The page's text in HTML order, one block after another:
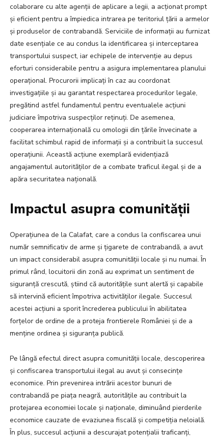
colaborare cu alte agenții de aplicare a legii, a acționat prompt
și eficient pentru a împiedica intrarea pe teritoriul țării a armelor
și produselor de contrabandă. Serviciile de informații au furnizat
date esențiale ce au condus la identificarea și interceptarea
transportului suspect, iar echipele de intervenție au depus
eforturi considerabile pentru a asigura implementarea planului
operațional. Procurorii implicați în caz au coordonat
investigațiile și au garantat respectarea procedurilor legale,
pregătind astfel fundamentul pentru eventualele acțiuni
judiciare împotriva suspecților reținuți. De asemenea,
cooperarea internațională cu omologii din țările învecinate a
facilitat schimbul rapid de informații și a contribuit la succesul
operațiunii. Această acțiune exemplară evidențiază
angajamentul autorităților de a combate traficul ilegal și de a
apăra securitatea națională.
Impactul asupra comunității
Operațiunea de la Calafat, care a condus la confiscarea unui
număr semnificativ de arme și țigarete de contrabandă, a avut
un impact considerabil asupra comunității locale și nu numai. În
primul rând, locuitorii din zonă au exprimat un sentiment de
siguranță crescută, știind că autoritățile sunt alertă și capabile
să intervină eficient împotriva activităților ilegale. Succesul
acestei acțiuni a sporit încrederea publicului în abilitatea
forțelor de ordine de a proteja frontierele României și de a
menține ordinea și siguranța publică.
Pe lângă efectul direct asupra comunității locale, descoperirea
și confiscarea transportului ilegal au avut și consecințe
economice. Prin prevenirea intrării acestor bunuri de
contrabandă pe piața neagră, autoritățile au contribuit la
protejarea economiei locale și naționale, diminuând pierderile
economice cauzate de evaziunea fiscală și competiția neloială.
În plus, succesul acțiunii a descurajat potențialii traficanți,